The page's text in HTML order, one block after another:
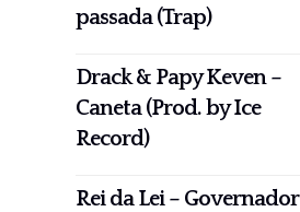
passada (Trap)
Drack & Papy Keven –
Caneta (Prod. by Ice
Record)
Rei da Lei – Governador